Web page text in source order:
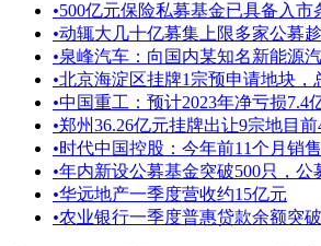
•500亿元保险私募基金已具备入市
•动辄大几十亿募集上限多家公募
•泉峰汽车：向国内某知名新能源
•北京海淀区挂牌1宗预申请地块，
•中国重工：预计2023年净亏损7.4
•郑州36.26亿元挂牌出让9宗地目前
•时代中国控股：今年前11个月销
•年内新设公募基金突破500只，公
•华远地产一季度营收约15亿元
•农业银行一季度普惠贷款余额突